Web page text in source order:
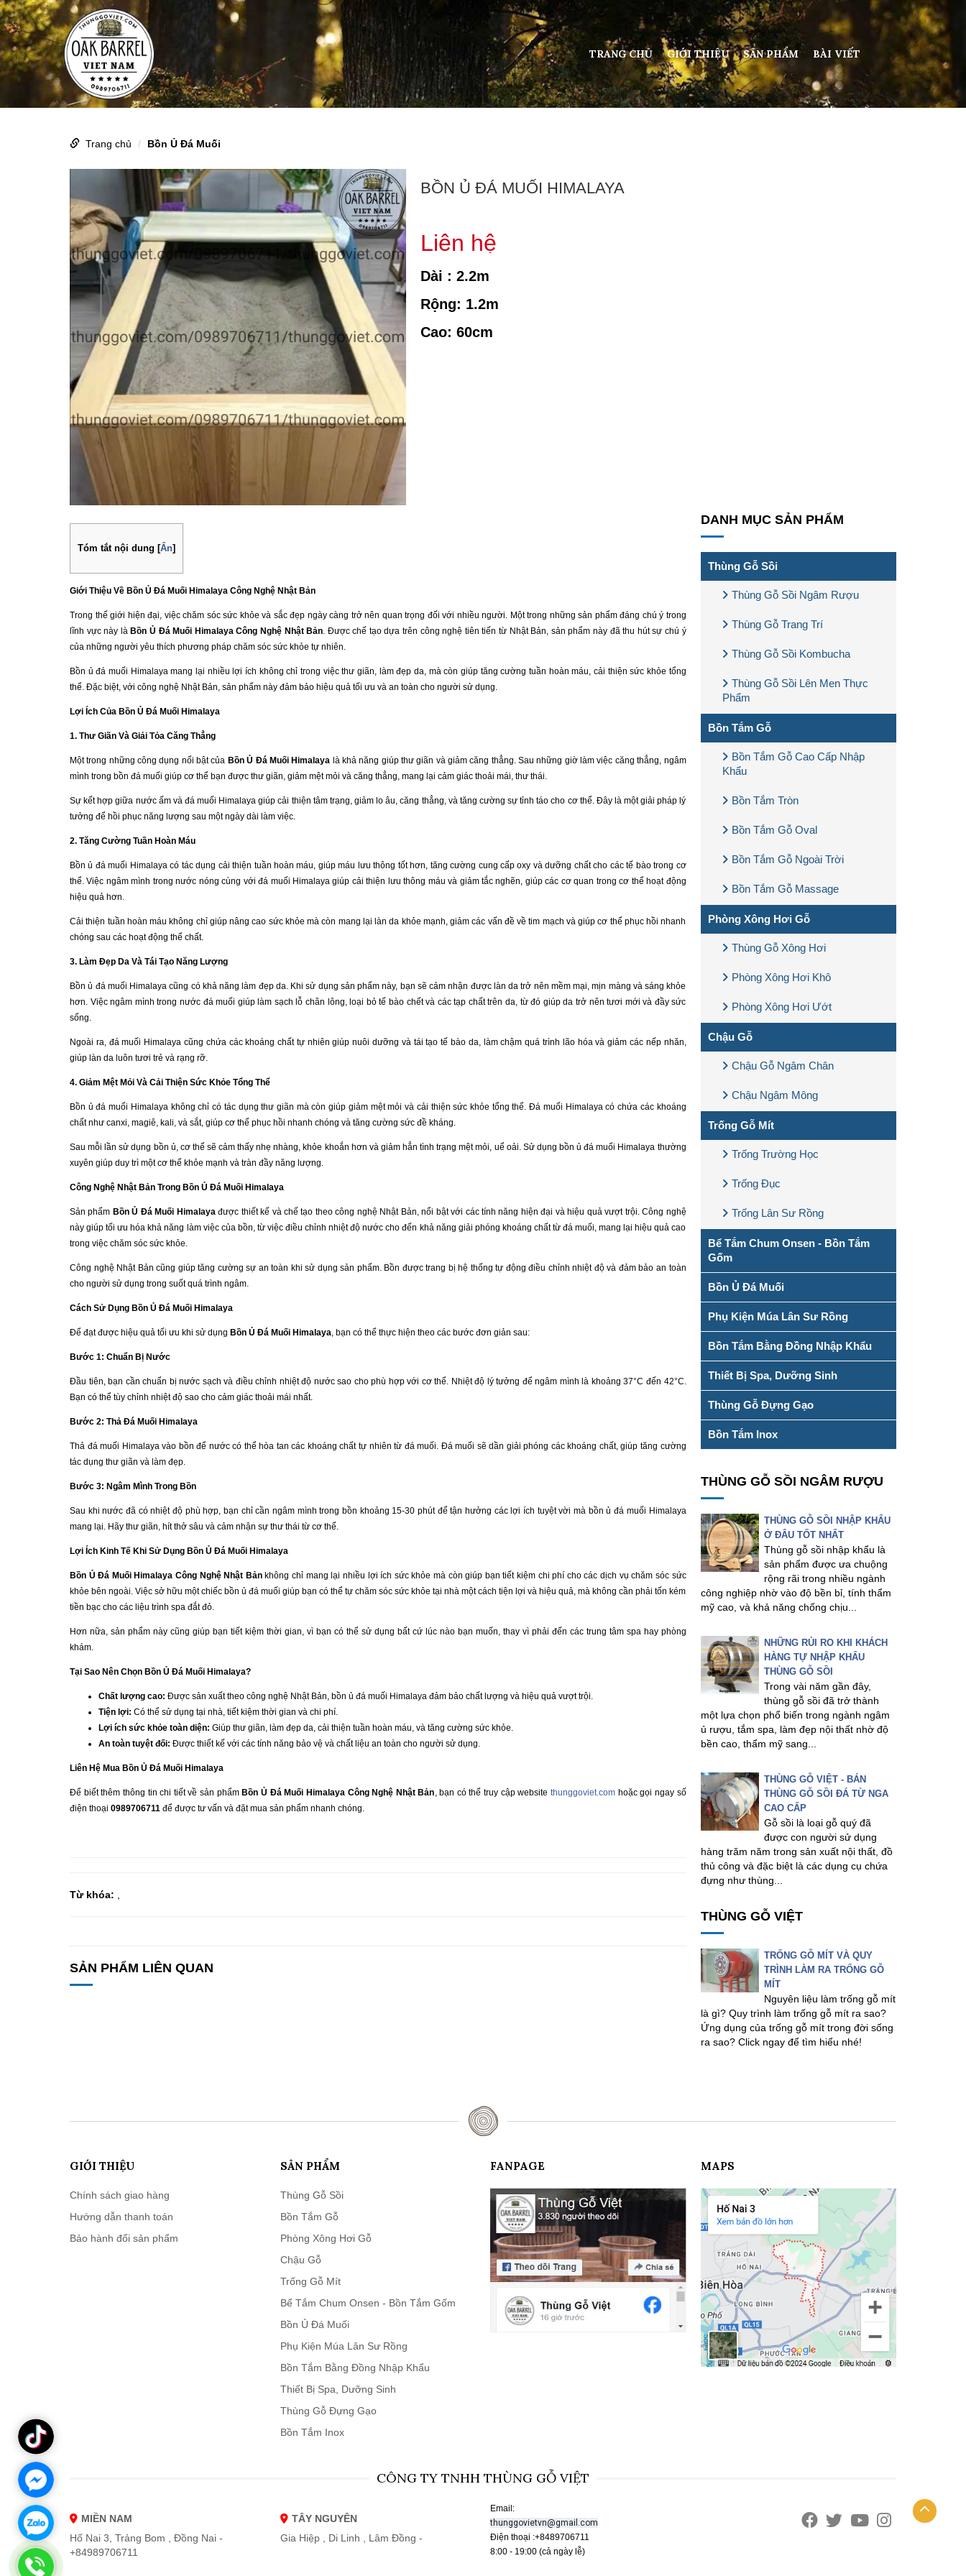
TRANG CHỦ GIỚI THIỆU SẢN PHẨM BÀI VIẾT
Trang chủ Bồn Ủ Đá Muối
BỒN Ủ ĐÁ MUỐI HIMALAYA
Liên hệ
Dài : 2.2m
Rộng: 1.2m
Cao: 60cm
Tóm tắt nội dung [Ẩn]
Giới Thiệu Về Bồn Ủ Đá Muối Himalaya Công Nghệ Nhật Bản
Trong thế giới hiện đại, việc chăm sóc sức khỏe và sắc đẹp ngày càng trở nên quan trọng đối với nhiều người. Một trong những sản phẩm đáng chú ý trong
lĩnh vực này làBồn Ủ Đá Muối Himalaya Công Nghệ Nhật Bản . Được chế tạo dựa trên công nghệ tiên tiến từ Nhật Bản, sản phẩm này đã thu hút sự chú ý
của những người yêu thích phương pháp chăm sóc sức khỏe tự nhiên.
Bồn ủ đá muối Himalaya mang lại nhiều lợi ích không chỉ trong việc thư giãn, làm đẹp da, mà còn giúp tăng cường tuần hoàn máu, cải thiện sức khỏe tổng
thể. Đặc biệt, với công nghệ Nhật Bản, sản phẩm này đảm bảo hiệu quả tối ưu và an toàn cho người sử dụng.
Lợi Ích Của Bồn Ủ Đá Muối Himalaya
1. Thư Giãn Và Giải Tỏa Căng Thẳng
Một trong những công dụng nổi bật của Bồn Ủ Đá Muối Himalaya là khả năng giúp thư giãn và giảm căng thẳng. Sau những giờ làm việc căng thẳng, ngâm
mình trong bồn đá muối giúp cơ thể bạn được thư giãn, giảm mệt mỏi và căng thẳng, mang lại cảm giác thoải mái, thư thái.
Sự kết hợp giữa nước ấm và đá muối Himalaya giúp cải thiện tâm trạng, giảm lo âu, căng thẳng, và tăng cường sự tỉnh táo cho cơ thể. Đây là một giải pháp lý
tưởng để hồi phục năng lượng sau một ngày dài làm việc.
2. Tăng Cường Tuần Hoàn Máu
Bồn ủ đá muối Himalaya có tác dụng cải thiện tuần hoàn máu, giúp máu lưu thông tốt hơn, tăng cường cung cấp oxy và dưỡng chất cho các tế bào trong cơ
thể. Việc ngâm mình trong nước nóng cùng với đá muối Himalaya giúp cải thiện lưu thông máu và giảm tắc nghẽn, giúp các cơ quan trong cơ thể hoạt động
hiệu quả hơn.
Cải thiện tuần hoàn máu không chỉ giúp nâng cao sức khỏe mà còn mang lại làn da khỏe mạnh, giảm các vấn đề về tim mạch và giúp cơ thể phục hồi nhanh
chóng sau các hoạt động thể chất.
3. Làm Đẹp Da Và Tái Tạo Năng Lượng
Bồn ủ đá muối Himalaya cũng có khả năng làm đẹp da. Khi sử dụng sản phẩm này, bạn sẽ cảm nhận được làn da trở nên mềm mại, mịn màng và sáng khỏe
hơn. Việc ngâm mình trong nước đá muối giúp làm sạch lỗ chân lông, loại bỏ tế bào chết và các tạp chất trên da, từ đó giúp da trở nên tươi mới và đầy sức
sống.
Ngoài ra, đá muối Himalaya cũng chứa các khoáng chất tự nhiên giúp nuôi dưỡng và tái tạo tế bào da, làm chậm quá trình lão hóa và giảm các nếp nhăn,
giúp làn da luôn tươi trẻ và rạng rỡ.
4. Giảm Mệt Mỏi Và Cải Thiện Sức Khỏe Tổng Thể
Bồn ủ đá muối Himalaya không chỉ có tác dụng thư giãn mà còn giúp giảm mệt mỏi và cải thiện sức khỏe tổng thể. Đá muối Himalaya có chứa các khoáng
chất như canxi, magiê, kali, và sắt, giúp cơ thể phục hồi nhanh chóng và tăng cường sức đề kháng.
Sau mỗi lần sử dụng bồn ủ, cơ thể sẽ cảm thấy nhẹ nhàng, khỏe khoắn hơn và giảm hẳn tình trạng mệt mỏi, uể oải. Sử dụng bồn ủ đá muối Himalaya thường
xuyên giúp duy trì một cơ thể khỏe mạnh và tràn đầy năng lượng.
Công Nghệ Nhật Bản Trong Bồn Ủ Đá Muối Himalaya
Sản phẩm Bồn Ủ Đá Muối Himalaya được thiết kế và chế tạo theo công nghệ Nhật Bản, nổi bật với các tính năng hiện đại và hiệu quả vượt trội. Công nghệ
này giúp tối ưu hóa khả năng làm việc của bồn, từ việc điều chỉnh nhiệt độ nước cho đến khả năng giải phóng khoáng chất từ đá muối, mang lại hiệu quả cao
trong việc chăm sóc sức khỏe.
Công nghệ Nhật Bản cũng giúp tăng cường sự an toàn khi sử dụng sản phẩm. Bồn được trang bị hệ thống tự động điều chỉnh nhiệt độ và đảm bảo an toàn
cho người sử dụng trong suốt quá trình ngâm.
Cách Sử Dụng Bồn Ủ Đá Muối Himalaya
Để đạt được hiệu quả tối ưu khi sử dụng Bồn Ủ Đá Muối Himalaya , bạn có thể thực hiện theo các bước đơn giản sau:
Bước 1: Chuẩn Bị Nước
Đầu tiên, bạn cần chuẩn bị nước sạch và điều chỉnh nhiệt độ nước sao cho phù hợp với cơ thể. Nhiệt độ lý tưởng để ngâm mình là khoảng 37°C đến 42°C.
Bạn có thể tùy chỉnh nhiệt độ sao cho cảm giác thoải mái nhất.
Bước 2: Thả Đá Muối Himalaya
Thả đá muối Himalaya vào bồn để nước có thể hòa tan các khoáng chất tự nhiên từ đá muối. Đá muối sẽ dần giải phóng các khoáng chất, giúp tăng cường
tác dụng thư giãn và làm đẹp.
Bước 3: Ngâm Mình Trong Bồn
Sau khi nước đã có nhiệt độ phù hợp, bạn chỉ cần ngâm mình trong bồn khoảng 15-30 phút để tận hưởng các lợi ích tuyệt vời mà bồn ủ đá muối Himalaya
mang lại. Hãy thư giãn, hít thở sâu và cảm nhận sự thư thái từ cơ thể.
Lợi Ích Kinh Tế Khi Sử Dụng Bồn Ủ Đá Muối Himalaya
Bồn Ủ Đá Muối Himalaya Công Nghệ Nhật Bảnkhông chỉ mang lại nhiều lợi ích sức khỏe mà còn giúp bạn tiết kiệm chi phí cho các dịch vụ chăm sóc sức
khỏe bên ngoài. Việc sở hữu một chiếc bồn ủ đá muối giúp bạn có thể tự chăm sóc sức khỏe tại nhà một cách tiện lợi và hiệu quả, mà không cần phải tốn kém
tiền bạc cho các liệu trình spa đắt đỏ.
Hơn nữa, sản phẩm này cũng giúp bạn tiết kiệm thời gian, vì bạn có thể sử dụng bất cứ lúc nào bạn muốn, thay vì phải đến các trung tâm spa hay phòng
khám.
Tại Sao Nên Chọn Bồn Ủ Đá Muối Himalaya?
Chất lượng cao: Được sản xuất theo công nghệ Nhật Bản, bồn ủ đá muối Himalaya đảm bảo chất lượng và hiệu quả vượt trội.
Tiện lợi: Có thể sử dụng tại nhà, tiết kiệm thời gian và chi phí.
Lợi ích sức khỏe toàn diện: Giúp thư giãn, làm đẹp da, cải thiện tuần hoàn máu, và tăng cường sức khỏe.
An toàn tuyệt đối: Được thiết kế với các tính năng bảo vệ và chất liệu an toàn cho người sử dụng.
Liên Hệ Mua Bồn Ủ Đá Muối Himalaya
Để biết thêm thông tin chi tiết về sản phẩmBồn Ủ Đá Muối Himalaya Công Nghệ Nhật Bản , bạn có thể truy cập website thunggoviet.comhoặc gọi ngay số
điện thoại 0989706711 để được tư vấn và đặt mua sản phẩm nhanh chóng.
Từ khóa:
SẢN PHẨM LIÊN QUAN
DANH MỤC SẢN PHẨM
Thùng Gỗ Sồi
Thùng Gỗ Sồi Ngâm Rượu
Thùng Gỗ Trang Trí
Thùng Gỗ Sồi Kombucha
Thùng Gỗ Sồi Lên Men Thực
Phẩm
Bồn Tắm Gỗ
Bồn Tắm Gỗ Cao Cấp Nhập
Khẩu
Bồn Tắm Tròn
Bồn Tắm Gỗ Oval
Bồn Tắm Gỗ Ngoài Trời
Bồn Tắm Gỗ Massage
Phòng Xông Hơi Gỗ
Thùng Gỗ Xông Hơi
Phòng Xông Hơi Khô
Phòng Xông Hơi Ướt
Chậu Gỗ
Chậu Gỗ Ngâm Chân
Chậu Ngâm Mông
Trống Gỗ Mít
Trống Trường Học
Trống Đục
Trống Lân Sư Rồng
Bể Tắm Chum Onsen - Bồn Tắm
Gốm
Bồn Ủ Đá Muối
Phụ Kiện Múa Lân Sư Rồng
Bồn Tắm Bằng Đồng Nhập Khẩu
Thiết Bị Spa, Dưỡng Sinh
Thùng Gỗ Đựng Gạo
Bồn Tắm Inox
THÙNG GỖ SỒI NGÂM RƯỢU
THÙNG GỖ SỒI NHẬP KHẨU
Ở ĐÂU TỐT NHẤT
Thùng gỗ sồi nhập khẩu là
sản phẩm được ưa chuộng
rộng rãi trong nhiều ngành
công nghiệp nhờ vào độ bền bỉ, tính thẩm
mỹ cao, và khả năng chống chịu...
NHỮNG RỦI RO KHI KHÁCH
HÀNG TỰ NHẬP KHẨU
THÙNG GỖ SỒI
Trong vài năm gần đây,
thùng gỗ sồi đã trở thành
một lựa chọn phổ biến trong ngành ngâm
ủ rượu, tắm spa, làm đẹp nội thất nhờ độ
bền cao, thẩm mỹ sang...
THÙNG GỖ VIỆT - BÁN
THÙNG GỖ SỒI ĐÁ TỪ NGA
CAO CẤP
Gỗ sồi là loại gỗ quý đã
được con người sử dụng
hàng trăm năm trong sản xuất nội thất, đồ
thủ công và đặc biệt là các dụng cụ chứa
đựng như thùng...
THÙNG GỖ VIỆT
TRỐNG GỖ MÍT VÀ QUY
TRÌNH LÀM RA TRỐNG GỖ
MÍT
Nguyên liệu làm trống gỗ mít
là gì? Quy trình làm trống gỗ mít ra sao?
Ứng dụng của trống gỗ mít trong đời sống
ra sao? Click ngay để tìm hiểu nhé!
GIỚI THIỆU
Chính sách giao hàng
Hướng dẫn thanh toán
Bảo hành đổi sản phẩm
SẢN PHẨM
Thùng Gỗ Sồi
Bồn Tắm Gỗ
Phòng Xông Hơi Gỗ
Chậu Gỗ
Trống Gỗ Mít
Bể Tắm Chum Onsen - Bồn Tắm Gốm
Bồn Ủ Đá Muối
Phụ Kiện Múa Lân Sư Rồng
Bồn Tắm Bằng Đồng Nhập Khẩu
Thiết Bị Spa, Dưỡng Sinh
Thùng Gỗ Đựng Gạo
Bồn Tắm Inox
FANPAGE MAPS
CÔNG TY TNHH THÙNG GỖ VIỆT
MIỀN NAM
Hố Nai 3, Trảng Bom , Đồng Nai -
+84989706711
TÂY NGUYÊN
Gia Hiệp , Di Linh , Lâm Đồng -
Email:
thunggovietvn@gmail.com
Điện thoại :+8489706711
8:00 - 19:00 (cả ngày lễ)